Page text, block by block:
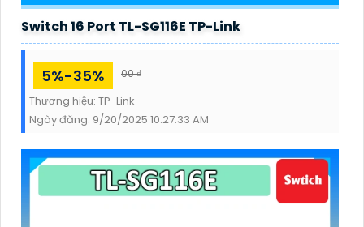
Switch 16 Port TL-SG116E TP-Link
5%-35% 00 ₫
Thương hiệu: TP-Link
Ngày đăng: 9/20/2025 10:27:33 AM